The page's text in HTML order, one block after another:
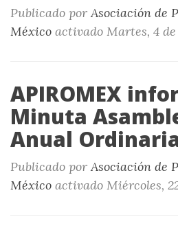
Publicado porAsociación de
México activado Martes, 4
APIROMEX
Minuta
Anual
Publicado porAsociación de
México activado Miércoles,